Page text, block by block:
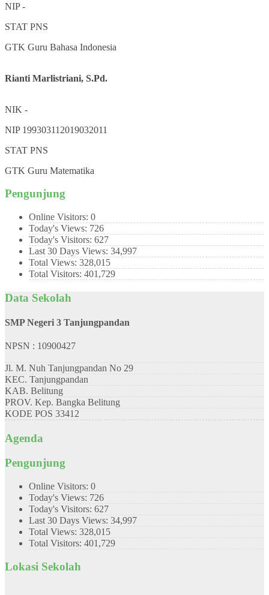
NIP-
STAT PNS
GTK Guru Bahasa Indonesia
Rianti Marlistriani, S.Pd.
NIK -
NIP 199303112019032011
STAT PNS
GTK Guru Matematika
Pengunjung
Online Visitors: 0
Today's Views: 726
Today's Visitors: 627
Last 30 Days Views: 34,997
Total Views: 328,015
Total Visitors: 401,729
Data Sekolah
SMP Negeri 3 Tanjungpandan
NPSN : 10900427
Jl. M. Nuh Tanjungpandan No 29
KEC. Tanjungpandan
KAB. Belitung
PROV. Kep. Bangka Belitung
KODE POS 33412
Agenda
Pengunjung
Online Visitors: 0
Today's Views: 726
Today's Visitors: 627
Last 30 Days Views: 34,997
Total Views: 328,015
Total Visitors: 401,729
Lokasi Sekolah